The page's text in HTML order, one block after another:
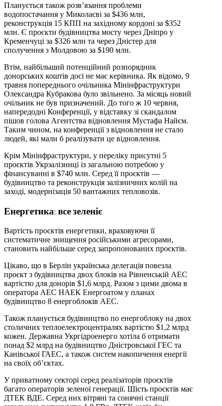
Планується також розв’язання проблеми
водопостачання у Миколаєві за $436 млн,
реконструкція 15 КПП на західному кордоні за $352
млн. Є проєкти будівництва мосту через Дніпро у
Кременчуці за $326 млн та через Дністер для
сполучення з Молдовою за $190 млн.
Втім, найбільший потенційний розпорядник
донорських коштів досі не має керівника. Як відомо, 9
травня попереднього очільника Мінінфраструктури
Олександра Кубракова було звільнено. За місяць новий
очільник не був призначений. До того ж 10 червня,
напередодні Конференції, у відставку зі скандалом
пішов голова Агентства відновлення Мустафа Найєм.
Таким чином, на конференції з відновлення не стало
людей, які мали б реалізувати це відновлення.
Крім Мінінфраструктури, у переліку присутні 5
проєктів Укрзалізниці із загальною потребою у
фінансуванні в $740 млн. Серед її проєктів —
будівництво та реконструкція залізничних колій на
заході, модернізація 50 вантажних тепловозів.
Енергетика: все зеленіє
Вартість проєктів енергетики, враховуючи її
систематичне знищення російськими агресорами,
становить найбільше серед запропонованих проєктів.
Цікаво, що в Берлін українська делегація повезла
проєкт з будівництва двох блоків на Рівненській АЕС
вартістю для донорів $1,6 млрд. Разом з цими двома в
оператора АЕС НАЕК Енергоатом у планах
будівництво 8 енергоблоків АЕС.
Також планується будівництво по енергоблоку на двох
столичних теплоелектроцентралях вартістю $1,2 млрд
кожен. Державна Укргідроенерго хотіла б отримати
понад $2 млрд на будівництво Дністровської ГЕС та
Канівської ГАЕС, а також систем накопичення енергії
на своїх об’єктах.
У приватному секторі серед реалізаторів проєктів
багато операторів зеленої генерації. Шість проєктів має
ДТЕК ВДЕ. Серед них вітряні та сонячні станції